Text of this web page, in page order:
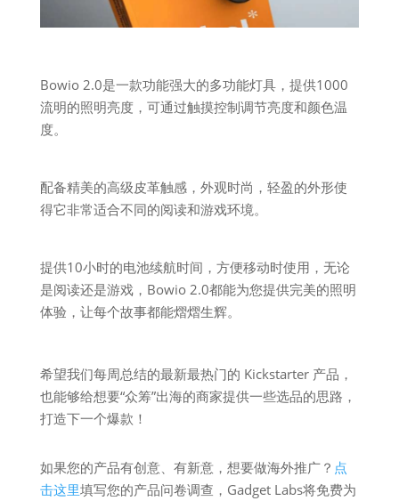
Bowio 2.0是一款功能强大的多功能灯具，提供1000
流明的照明亮度，可通过触摸控制调节亮度和颜色温
度。
配备精美的高级皮革触感，外观时尚，轻盈的外形使
得它非常适合不同的阅读和游戏环境。
提供10小时的电池续航时间，方便移动时使用，无论
是阅读还是游戏，Bowio 2.0都能为您提供完美的照明
体验，让每个故事都能熠熠生辉。
希望我们每周总结的最新最热门的 Kickstarter 产品，
也能够给想要“众筹”出海的商家提供一些选品的思路，
打造下一个爆款！
如果您的产品有创意、有新意，想要做海外推广？ 点
击这里填写您的产品问卷调查，Gadget Labs将免费为